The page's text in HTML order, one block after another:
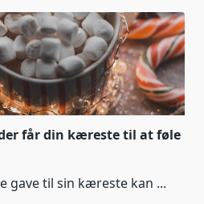
får din kæreste til at føle
gave til sin kæreste kan ...